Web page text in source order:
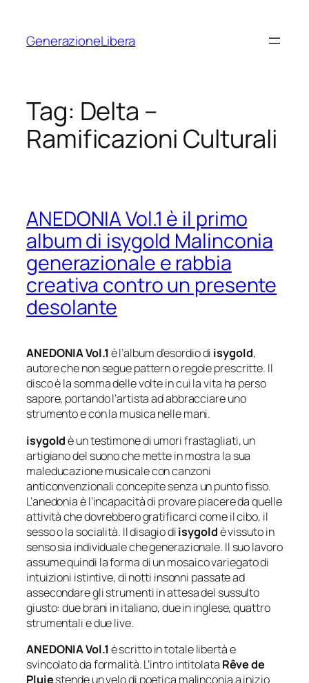
contenuto
GenerazioneLibera
Tag: Delta –
Ramificazioni Culturali
ANEDONIA Vol.1 è il primo
album di isygold Malinconia
generazionale e rabbia
creativa contro un presente
desolante
ANEDONIA Vol.1è l’album d’esordio di isygold,
autore che non segue pattern o regole prescritte. Il
disco è la somma delle volte in cui la vita ha perso
sapore, portando l’artista ad abbracciare uno
strumento e con la musica nelle mani.
isygoldè un testimone di umori frastagliati, un
artigiano del suono che mette in mostra la sua
maleducazione musicale con canzoni
anticonvenzionali concepite senza un punto fisso.
L’anedonia è l’incapacità di provare piacere da quelle
attività che dovrebbero gratificarci come il cibo, il
sesso o la socialità. Il disagio diisygoldè vissuto in
senso sia individuale che generazionale. Il suo lavoro
assume quindi la forma diun mosaico variegato di
intuizioni istintive, di notti insonni passate ad
assecondare gli strumenti in attesa del sussulto
giusto: due brani in italiano, due in inglese, quattro
strumentali e due live.
ANEDONIA Vol.1è scritto in totale libertà e
svincolato da formalità. L’intro intitolata Rêve de
Pluiestende un velo di poetica malinconia a inizio